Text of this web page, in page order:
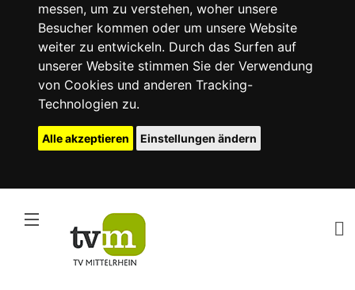
messen, um zu verstehen, woher unsere
Besucher kommen oder um unsere Website
weiter zu entwickeln. Durch das Surfen auf
unserer Website stimmen Sie der Verwendung
von Cookies und anderen Tracking-
Technologien zu.
Alle akzeptieren Einstellungen ändern